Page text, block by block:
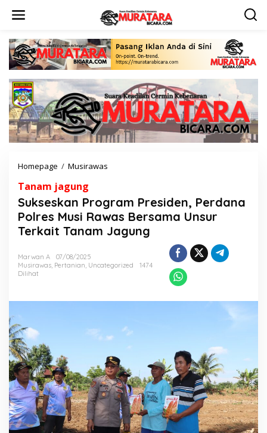
Homepage / Musirawas
s
e
s
k
P
P
e
s
i
d
n
,
Tanam jagung
Sukseskan Program Presiden, Perdana
Polres Musi Rawas Bersama Unsur
Terkait Tanam Jagung
Marwan A
07/08/2025
Musirawas, Pertanian, Uncategorized
1474
Dilihat